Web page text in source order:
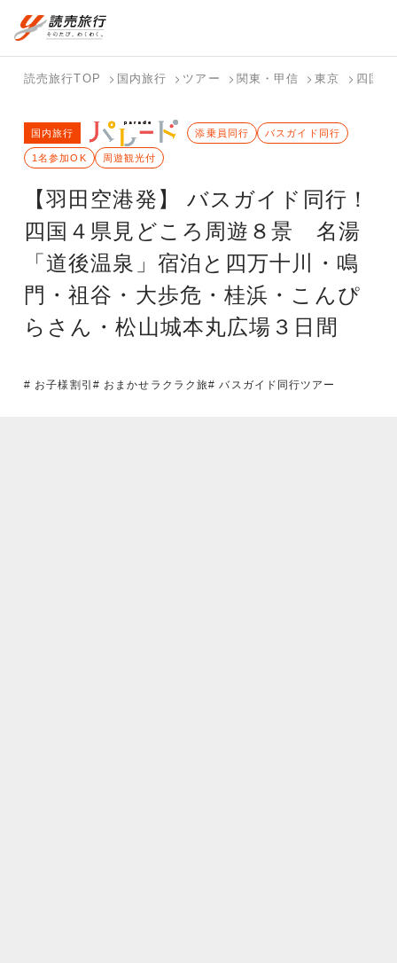
国内旅行トップ
バスツアー
を探す
個人旅行
（ブーケ）
を探す
を探す
ら探す
探す
す
海外旅行トップ
海外特集か
ら探す
テーマから
探す
す
読売旅行TOP 国内旅行 ツアー 関東・甲信 東京 四国
【羽田空港発】 バスガイド同行！
四国４県見どころ周遊８景 名湯
「道後温泉」宿泊と四万十川・鳴
門・祖谷・大歩危・桂浜・こんぴ
らさん・松山城本丸広場３日間
国内旅行 添乗員同行 バスガイド同行
1名参加OK 周遊観光付
# お子様割引 # おまかせラクラク旅# バスガイド同行ツアー